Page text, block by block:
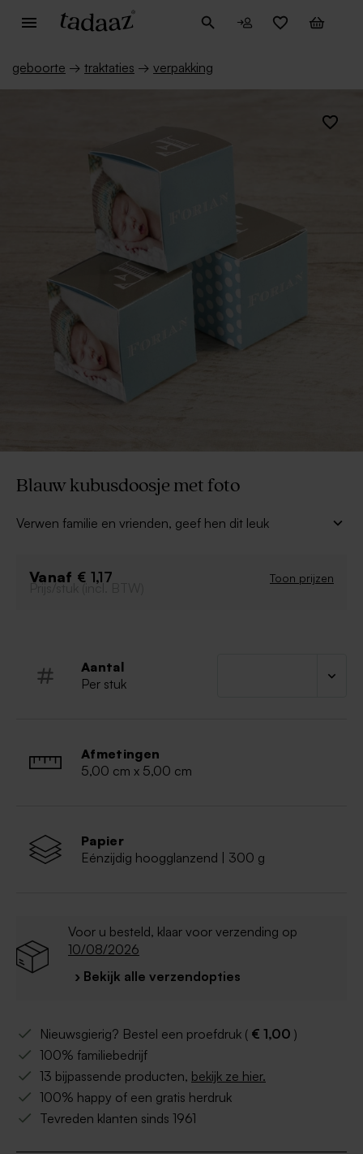
geboorte → traktaties → verpakking
Blauw kubusdoosje met foto
Verwen familie en vrienden, geef hen dit leuk
De kleur van je doosje bepaal je helemaal zelf in de
Vanaf € 1,17 Toon prijzen
Prijs/stuk (incl. BTW)
Aantal
Per stuk
Afmetingen
5,00 cm x 5,00 cm
Papier
Eénzijdig hoogglanzend | 300 g
Voor u besteld, klaar voor verzending op
10/08/2026
› Bekijk alle verzendopties
Nieuwsgierig? Bestel een proefdruk ( € 1,00 )
100% familiebedrijf
13 bijpassende producten, bekijk ze hier.
100% happy of een gratis herdruk
Tevreden klanten sinds 1961